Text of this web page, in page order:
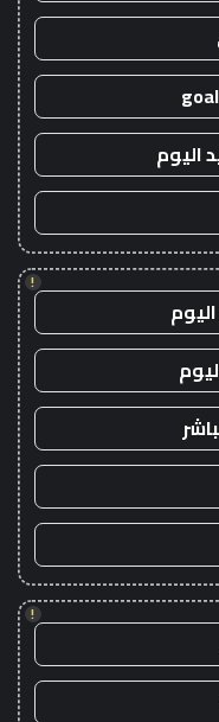
اليوم
!
!